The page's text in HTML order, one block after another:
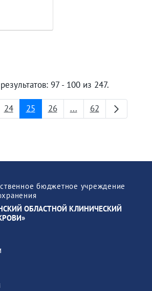
97 - 100 из 247.
страницы
Страница
24 Страница
25 Страница
26 ...Промежуточные
Страница
62
бюджетное учреждение
ОБЛАСТНОЙ КЛИНИЧЕСКИЙ